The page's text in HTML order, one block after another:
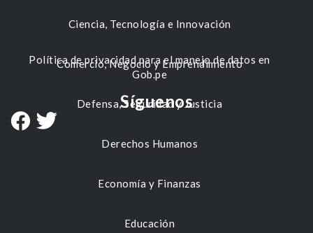
Ciencia, Tecnología e Innovación
Comercio, Negocio y Emprendimiento
Defensa, Seguridad y Justicia
Derechos Humanos
Economía y Finanzas
Educación
Política de privacidad para el manejo de datos en
Gob.pe
Síguenos